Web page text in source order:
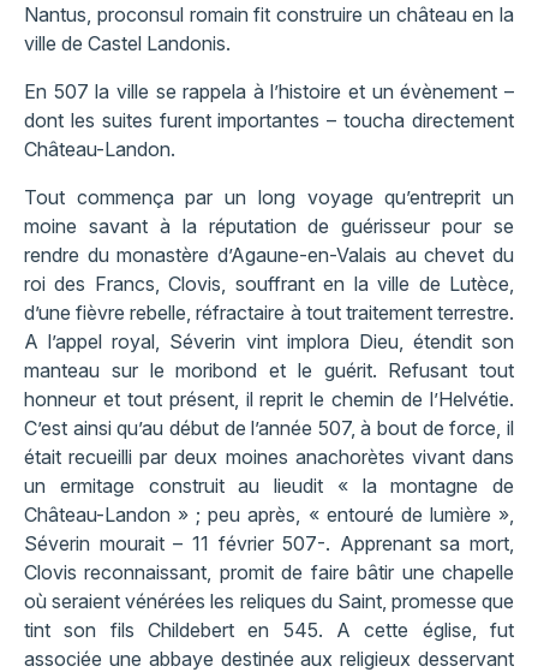
Nantus, proconsul romain fit construire un château en la
ville de Castel Landonis.
En 507 la ville se rappela à l’histoire et un évènement –
dont les suites furent importantes – toucha directement
Château-Landon.
Tout commença par un long voyage qu’entreprit un
moine savant à la réputation de guérisseur pour se
rendre du monastère d’Agaune-en-Valais au chevet du
roi des Francs, Clovis, souffrant en la ville de Lutèce,
d’une fièvre rebelle, réfractaire à tout traitement terrestre.
A l’appel royal, Séverin vint implora Dieu, étendit son
manteau sur le moribond et le guérit. Refusant tout
honneur et tout présent, il reprit le chemin de l’Helvétie.
C’est ainsi qu’au début de l’année 507, à bout de force, il
était recueilli par deux moines anachorètes vivant dans
un ermitage construit au lieudit « la montagne de
Château-Landon » ; peu après, « entouré de lumière »,
Séverin mourait – 11 février 507-. Apprenant sa mort,
Clovis reconnaissant, promit de faire bâtir une chapelle
où seraient vénérées les reliques du Saint, promesse que
tint son fils Childebert en 545. A cette église, fut
associée une abbaye destinée aux religieux desservant